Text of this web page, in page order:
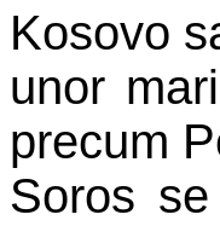
Kosovo
unor
precum
Soros